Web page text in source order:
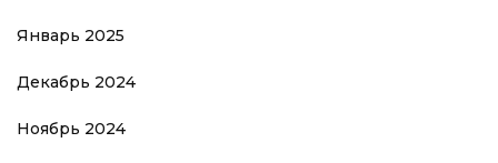
Январь 2025
Декабрь 2024
Ноябрь 2024